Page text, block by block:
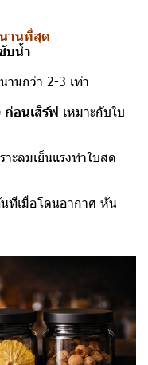
านที่สุด
บน้ำ
นกว่า 2-3 เท่า
อนเสิร์ฟ เหมาะกับใบ
าะลมเย็นแรงทำใบสด
ทีเมื่อโดนอากาศ หั่น